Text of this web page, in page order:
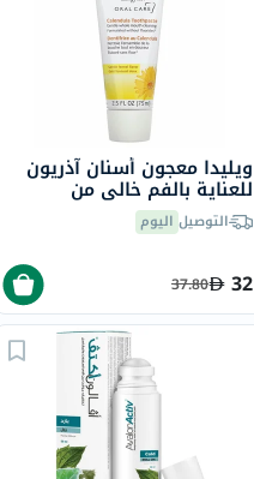
ويليدا معجون أسنان آذريون
للعناية بالفم خالي من
الفلورايد بنكهة الشمر 75 مل
التوصيل اليوم
32
37.80